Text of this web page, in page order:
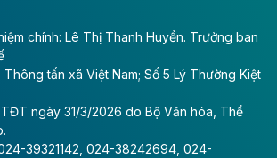
phép chuyển mục đích sử
m2 đất làm khu nghỉ
cho phép Công ty Cổ phần Thủy Tiên
Tàu chuyển mục đích sử dụng gần
chính: Lê Thị Thanh Huyền. Trưởng ban
tấn xã Việt Nam; Số 5 Lý Thường Kiệt
ngày 31/3/2026 do Bộ Văn hóa, Thể
39321142, 024-38242694, 024-